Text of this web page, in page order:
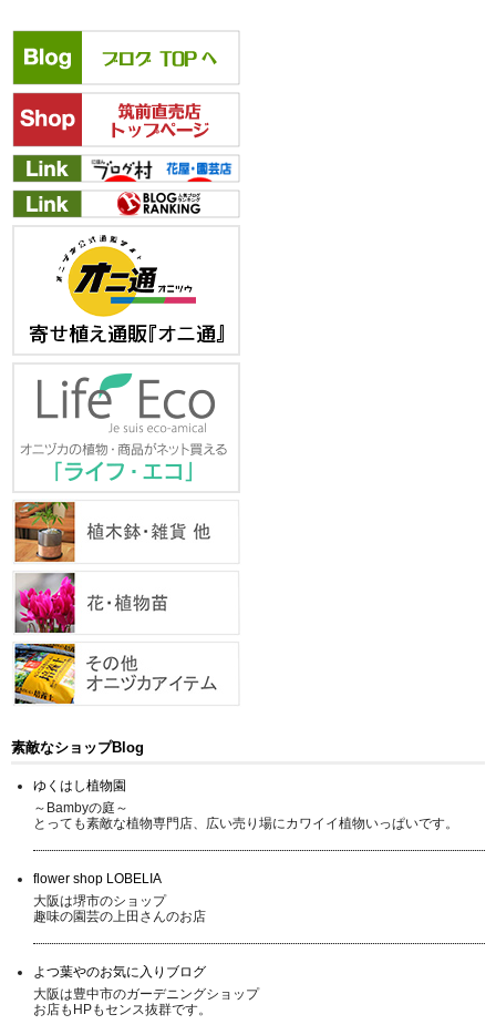
素敵なショップBlog
ゆくはし植物園
～Bambyの庭～
とっても素敵な植物専門店、広い売り場にカワイイ植物いっぱいです。
flower shop LOBELIA
大阪は堺市のショップ
趣味の園芸の上田さんのお店
よつ葉やのお気に入りブログ
大阪は豊中市のガーデニングショップ
お店もHPもセンス抜群です。